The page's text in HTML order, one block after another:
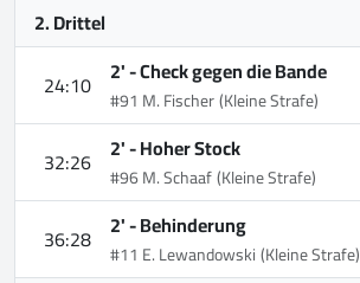
2. Drittel
24:10 2' -Check gegen die Bande
#91 M. Fischer(Kleine Strafe)
32:26 2' -Hoher Stock
#96 M. Schaaf(Kleine Strafe)
36:28 2' -Behinderung
#11 E. Lewandowski(Kleine Strafe)